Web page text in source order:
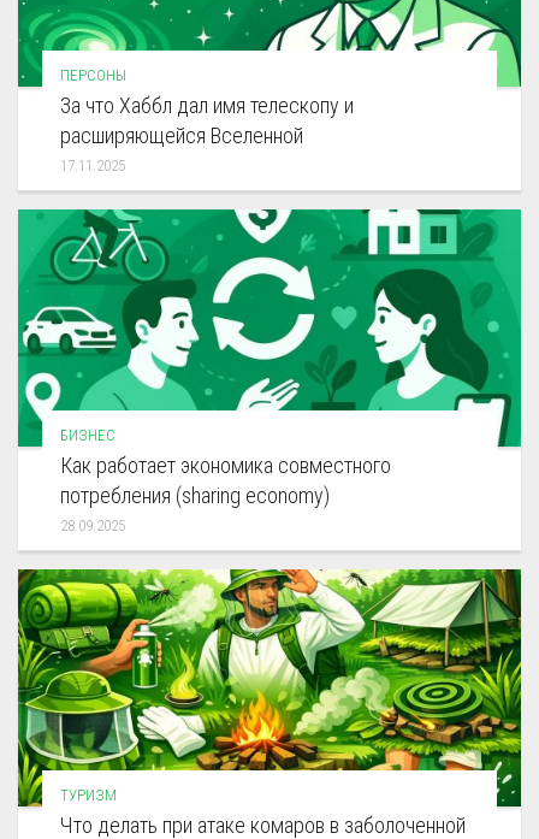
ПЕРСОНЫ
За что Хаббл дал имя телескопу и
расширяющейся Вселенной
17.11.2025
БИЗНЕС
Как работает экономика совместного
потребления (sharing economy)
28.09.2025
ТУРИЗМ
Что делать при атаке комаров в заболоченной